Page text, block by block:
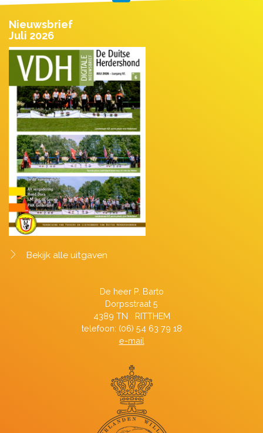
Nieuwsbrief
Juli 2026
Bekijk alle uitgaven
De heer P. Barto
Dorpsstraat 5
4389 TN RITTHEM
telefoon: (06) 54 63 79 18
e-mail